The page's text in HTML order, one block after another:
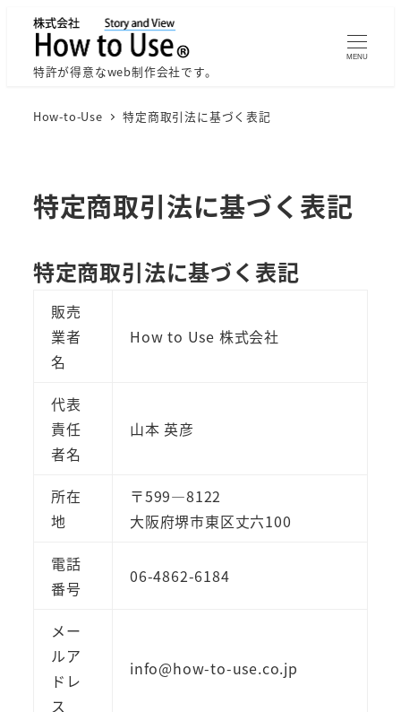
特許が得意なweb制作会社です。
MENU
How-to-Use 特定商取引法に基づく表記
特定商取引法に基づく表記
特定商取引法に基づく表記
販売
業者
名
How to Use 株式会社
代表
責任
者名
山本 英彦
所在
地
〒599―8122
大阪府堺市東区丈六100
電話
番号
06-4862-6184
メー
ルア
ドレ
ス
info@how-to-use.co.jp